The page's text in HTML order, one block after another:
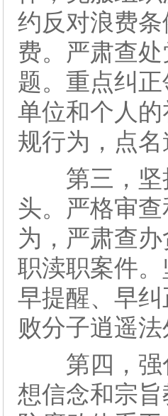
约反对浪费
费。严肃查
题。重点纠
单位和个人
规行为，点
第三，坚持
头。严格审
为，严肃查
职渎职案件
早提醒、早
败分子逍遥法
第四，强化
想信念和宗